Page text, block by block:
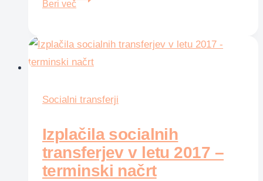
Beri več
letu
2016
Socialni transferji
Izplačila socialnih
transferjev v letu 2017 –
terminski načrt